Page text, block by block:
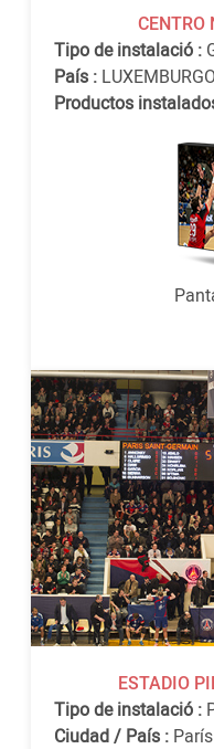
CENTRO
Tipo de instalació :
País : LUXEMBURGO
Productos
ESTADIO
Tipo de instalació :
Ciudad / País : París